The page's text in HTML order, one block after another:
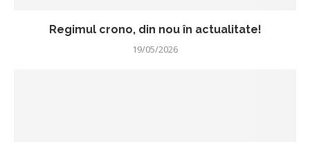
Regimul crono, din nou în actualitate!
19/05/2026